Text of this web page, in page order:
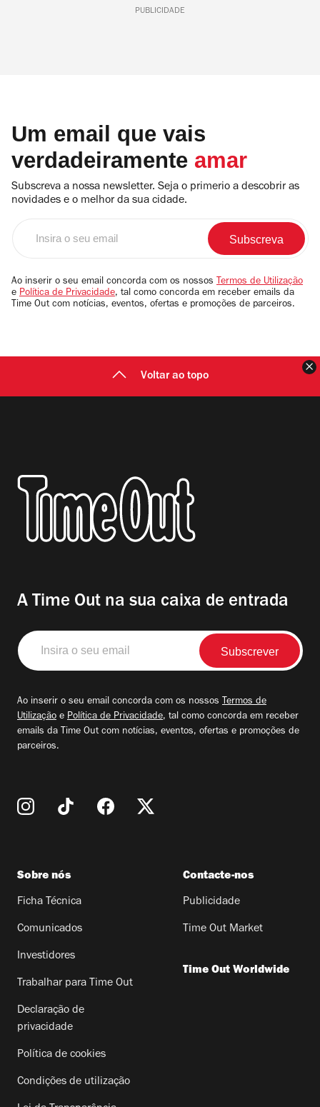
PUBLICIDADE
Um email que vais
verdadeiramente amar
Subscreva a nossa newsletter. Seja o primerio a descobrir as
novidades e o melhor da sua cidade.
email
Ao inserir o seu email concorda com os nossos Termos de Utilização
e Política de Privacidade, tal como concorda em receber emails da
Time Out com notícias, eventos, ofertas e promoções de parceiros.
Voltar ao topo
A Time Out na sua caixa de entrada
Insira
o
seu
Ao inserir o seu email concorda com os nossos Termos de
Utilização e Política de Privacidade, tal como concorda em receber
emails da Time Out com notícias, eventos, ofertas e promoções de
parceiros.
Sobre nós
Ficha Técnica
Comunicados
Investidores
Trabalhar para Time Out
Declaração de
privacidade
Política de cookies
Condições de utilização
Contacte-nos
Publicidade
Time Out Market
Time Out Worldwide